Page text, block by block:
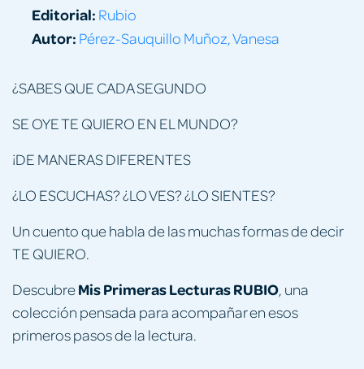
¿SABES QUE CADA SEGUNDO
SE OYE TE QUIERO EN EL MUNDO?
¡DE MANERAS DIFERENTES
¿LO ESCUCHAS? ¿LO VES? ¿LO SIENTES?
Un cuento que habla de las muchas formas de decir
TE QUIERO.
DescubreMis Primeras Lecturas RUBIO, una
colección pensada para acompañar en esos
primeros pasos de la lectura.
Editorial: Rubio
Autor: Pérez-Sauquillo Muñoz, Vanesa